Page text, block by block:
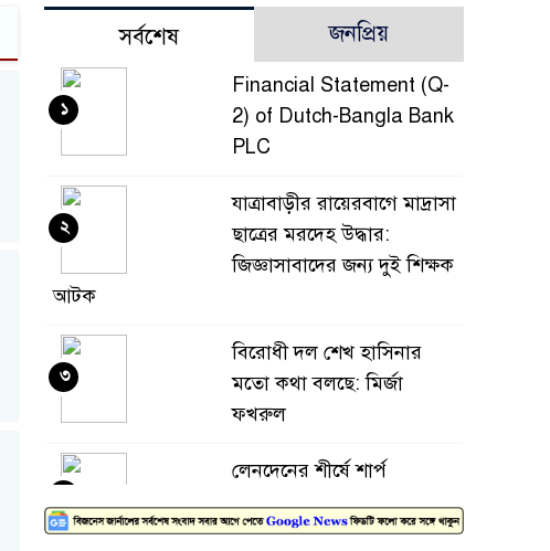
সর্বশেষ জনপ্রিয়
Financial Statement (Q-
2) of Dutch-Bangla Bank
PLC
১
যাত্রাবাড়ীর রায়েরবাগে মাদ্রাসা
ছাত্রের মরদেহ উদ্ধার:
জিজ্ঞাসাবাদের জন্য দুই শিক্ষক
আটক
২
বিরোধী দল শেখ হাসিনার
মতো কথা বলছে: মির্জা
ফখরুল
৩
লেনদেনের শীর্ষে শার্প
ইন্ডাস্ট্রিজ